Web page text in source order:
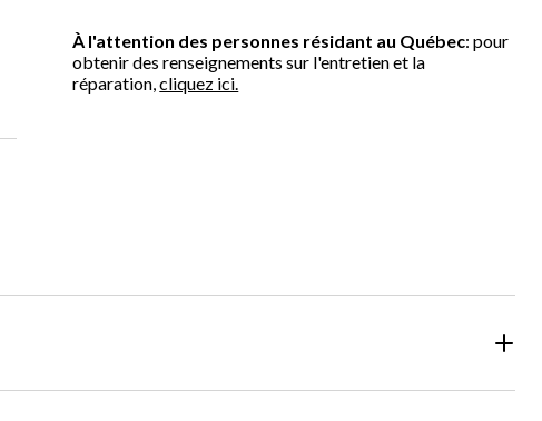
À l'attention des personnes résidant au Québec: pour
obtenir des renseignements sur l'entretien et la
réparation,cliquez ici.